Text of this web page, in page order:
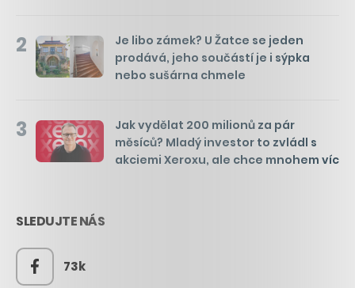
2
Je libo zámek? U Žatce se jeden
prodává, jeho součástí je i sýpka
nebo sušárna chmele
3
Jak vydělat 200 milionů za pár
měsíců? Mladý investor to zvládl s
akciemi Xeroxu, ale chce mnohem víc
SLEDUJTE NÁS
73k